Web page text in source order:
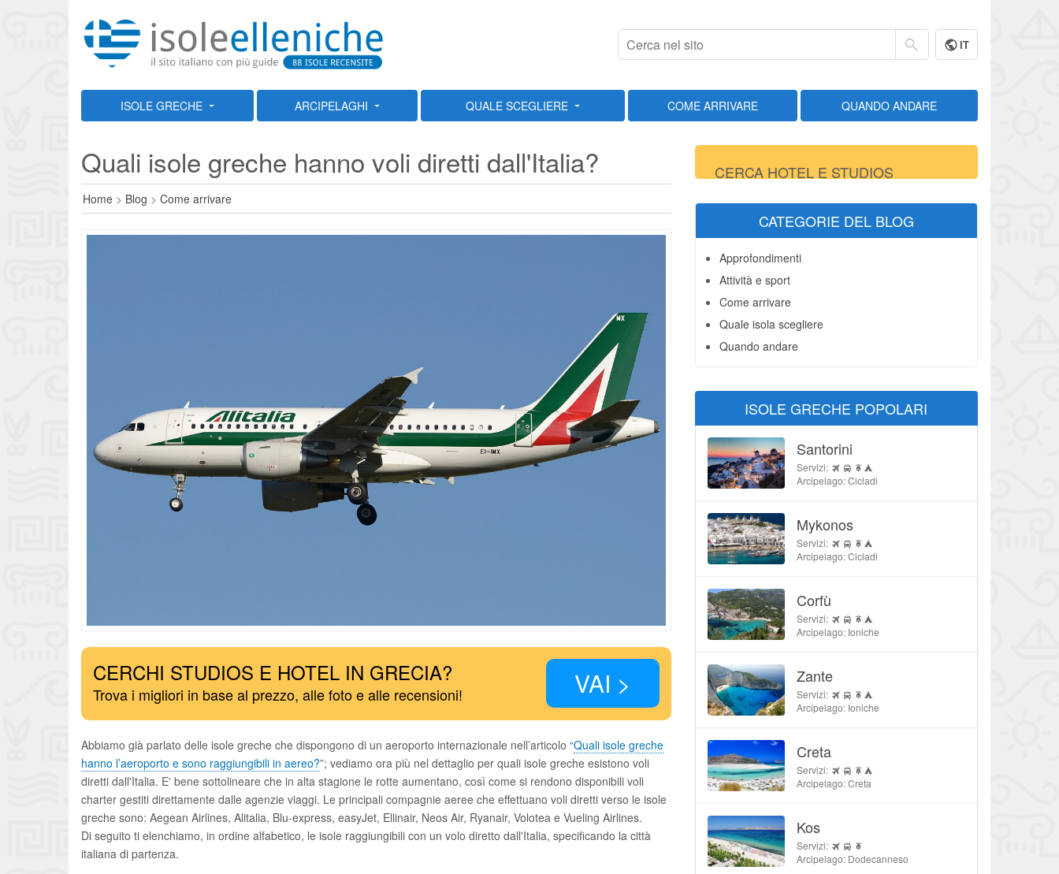
IT
ISOLE GRECHE ARCIPELAGHI QUALE SCEGLIERE COME ARRIVARE QUANDO ANDARE
Quali isole greche hanno voli diretti dall'Italia?
Home > Blog > Come arrivare
CERCHI STUDIOS E HOTEL IN GRECIA?
Trova i migliori in base al prezzo, alle foto e alle recensioni! VAI >
Abbiamo già parlato delle isole greche che dispongono di un aeroporto internazionale nell’articolo “Quali isole greche
hanno l’aeroporto e sono raggiungibili in aereo?”; vediamo ora più nel dettaglio per quali isole greche esistono voli
diretti dall'Italia. E' bene sottolineare che in alta stagione le rotte aumentano, così come si rendono disponibili voli
charter gestiti direttamente dalle agenzie viaggi. Le principali compagnie aeree che effettuano voli diretti verso le isole
greche sono: Aegean Airlines, Alitalia, Blu-express, easyJet, Ellinair, Neos Air, Ryanair, Volotea e Vueling Airlines.
Di seguito ti elenchiamo, in ordine alfabetico, le isole raggiungibili con un volo diretto dall'Italia, specificando la città
italiana di partenza.
CERCA HOTEL E STUDIOS
CATEGORIE DEL BLOG
Approfondimenti
Attività e sport
Come arrivare
Quale isola scegliere
Quando andare
ISOLE GRECHE POPOLARI
Santorini
Servizi:
Arcipelago: Cicladi
Mykonos
Servizi:
Arcipelago: Cicladi
Corfù
Servizi:
Arcipelago: Ioniche
Zante
Servizi:
Arcipelago: Ioniche
Creta
Servizi:
Arcipelago: Creta
Kos
Servizi:
Arcipelago: Dodecanneso